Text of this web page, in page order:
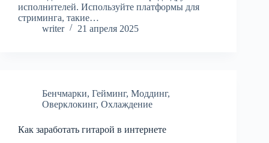
исполнителей. Используйте платформы для
стриминга, такие…
writer
21 апреля 2025
Бенчмарки, Гейминг, Моддинг,
Оверклокинг, Охлаждение
Как заработать гитарой в интернете